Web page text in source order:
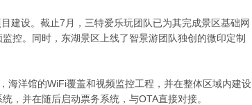
建设。截止7月，三特爱乐玩团队已为其完成景区基础网
控。同时，东湖景区上线了智景游团队独创的微印定制
海洋馆的WiFi覆盖和视频监控工程，并在整体区域内建设
，并在随后启动票务系统，与OTA直接对接。